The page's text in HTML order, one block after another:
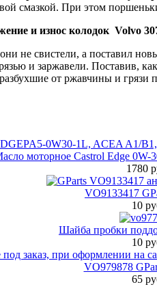
смазкой. При этом
и износ колодок Volvo
не свистели, а поставил
и заржавели. Поставив,
от ржавчины и
моторное Castrol Edge 0W-
1780
VO9133417
10
Шайба пробки
10
VO979878
65